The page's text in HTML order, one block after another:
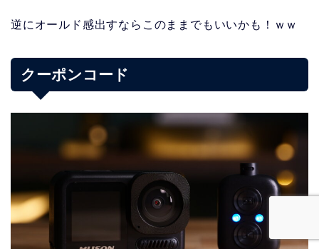
逆にオールド感出すならこのままでもいいかも！ｗｗ
クーポンコード